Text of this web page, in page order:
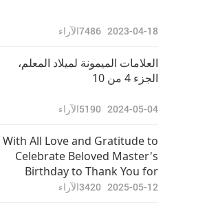
2023-04-18
7486الآراء
العلامات الميمونة لميلاد المعلم،
الجزء 4 من 10
2024-05-04
5190الآراء
With All Love and Gratitude to
Celebrate Beloved Master's
Birthday to Thank You for
Being Incarnated on Our
2025-05-12
3420الآراء